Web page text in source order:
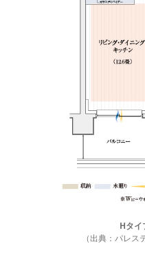
Hタ
（出典：パレス